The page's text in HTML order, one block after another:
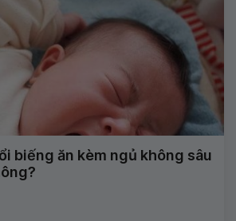
biếng ăn kèm ngủ không sâu